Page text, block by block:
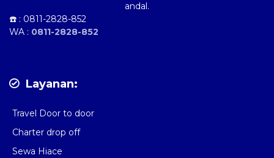
andal.
☎️ : 0811-2828-852
WA : 0811-2828-852
Layanan:
Travel Door to door
Charter drop off
Sewa Hiace